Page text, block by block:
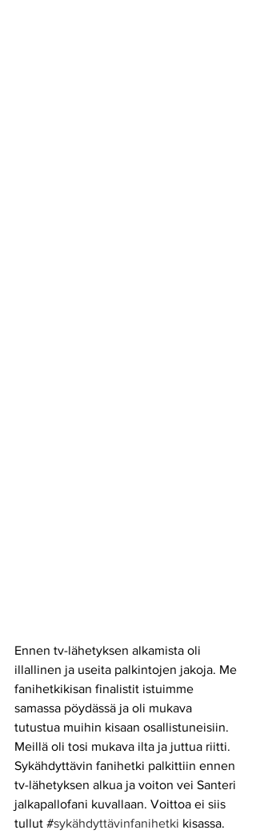
Ennen tv-lähetyksen alkamista oli
illallinen ja useita palkintojen jakoja. Me
fanihetkikisan finalistit istuimme
samassa pöydässä ja oli mukava
tutustua muihin kisaan osallistuneisiin.
Meillä oli tosi mukava ilta ja juttua riitti.
Sykähdyttävin fanihetki palkittiin ennen
tv-lähetyksen alkua ja voiton vei Santeri
jalkapallofani kuvallaan. Voittoa ei siis
tullut #sykähdyttävinfanihetki kisassa.